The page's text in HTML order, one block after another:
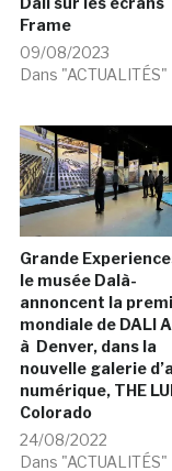
Frame
09/08/2023
Dans "ACTUALITÉS"
Grande
le musée Dalà­
annoncent la
mondiale de DALI
à Denver, dans la
nouvelle galerie
numérique, THE
Colorado
24/08/2022
Dans "ACTUALITÉS"